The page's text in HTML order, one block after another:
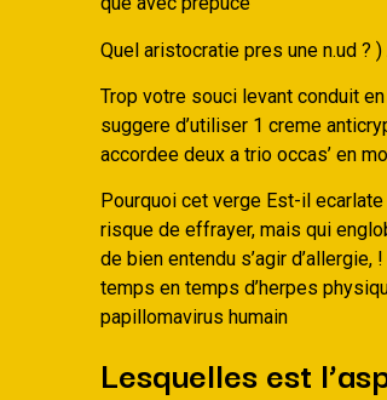
Quel aristocratie pres une n.ud ?
Trop votre souci levant conduit
suggere d’utiliser 1 creme
accordee deux a trio occas’ en
Pourquoi cet verge Est-il
risque de effrayer, mais qui
de bien entendu s’agir
temps en temps d’herpes
papillomavirus humain
Lesquelles est